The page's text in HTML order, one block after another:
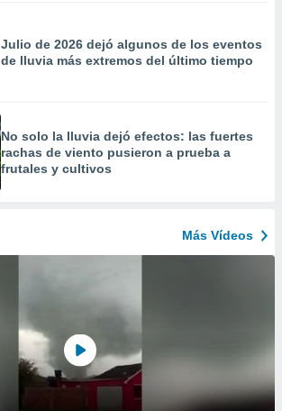
Julio de 2026 dejó algunos de los eventos
de lluvia más extremos del último tiempo
No solo la lluvia dejó efectos: las fuertes
rachas de viento pusieron a prueba a
frutales y cultivos
Más Vídeos